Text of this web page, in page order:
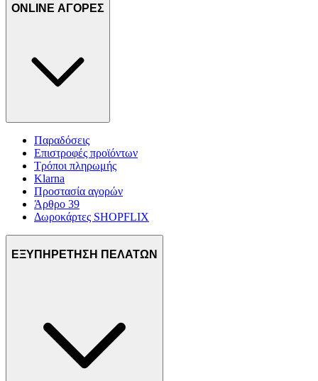
ONLINE ΑΓΟΡΕΣ
Παραδόσεις
Επιστροφές προϊόντων
Τρόποι πληρωμής
Klarna
Προστασία αγορών
Άρθρο 39
Δωροκάρτες SHOPFLIX
ΕΞΥΠΗΡΕΤΗΣΗ ΠΕΛΑΤΩΝ